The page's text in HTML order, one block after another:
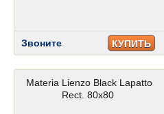
Звоните КУПИТЬ
Materia Lienzo Black Lapatto
Rect. 80x80